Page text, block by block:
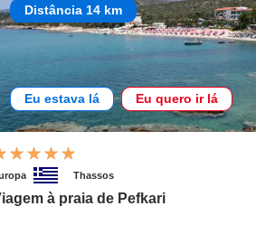
Distância 14 km
Eu estava lá Eu quero ir lá
Thassos
à praia de Pefkari